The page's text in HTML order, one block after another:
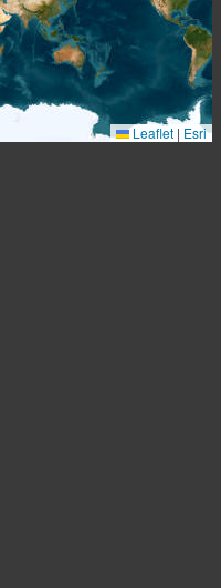
Leaflet | Esri